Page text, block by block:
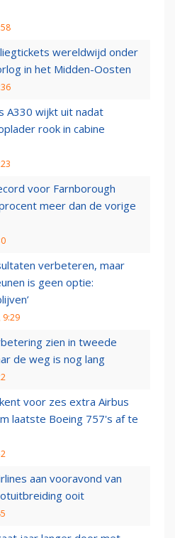
wereldwijd onder
in het Midden-Oosten
A330 wijkt uit nadat
rook in cabine
voor Farnborough
meer dan de vorige
verbeteren, maar
is geen optie:
9:29
zien in tweede
de weg is nog lang
voor zes extra Airbus
laatste Boeing 757's af te
aan vooravond van
ooit